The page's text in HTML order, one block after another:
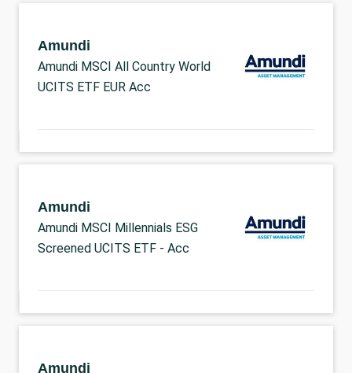
Amundi
Amundi MSCI All Country World
UCITS ETF EUR Acc
Amundi
Amundi MSCI Millennials ESG
Screened UCITS ETF - Acc
Amundi